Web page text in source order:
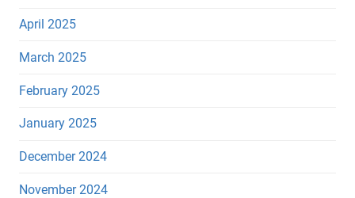
April 2025
March 2025
February 2025
January 2025
December 2024
November 2024